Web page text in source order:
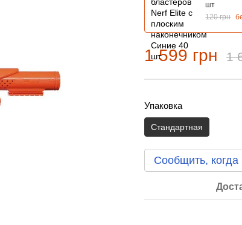
шт
120 грн
1 599 грн 1
Упаковка
Стандартная
Сообщить, когда